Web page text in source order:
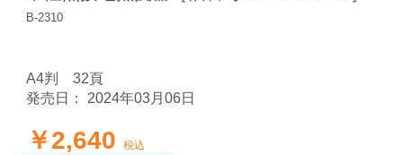
B-2310
A4判 32頁
発売日： 2024年03月06日
￥2,640 税込